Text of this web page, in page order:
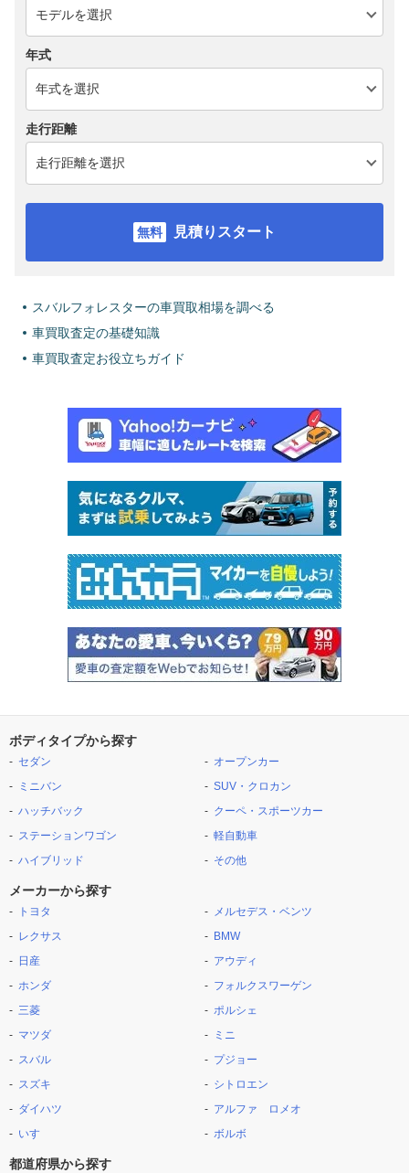
年式
走行距離
見積りスタート
スバルフォレスターの車買取相場を調べる
車買取査定の基礎知識
車買取査定お役立ちガイド
ボディタイプから探す
セダン
ミニバン
ハッチバック
ステーションワゴン
ハイブリッド
オープンカー
SUV・クロカン
クーペ・スポーツカー
軽自動車
その他
メーカーから探す
トヨタ
レクサス
日産
ホンダ
三菱
マツダ
スバル
スズキ
ダイハツ
いすゞ
メルセデス・ベンツ
BMW
アウディ
フォルクスワーゲン
ポルシェ
ミニ
プジョー
シトロエン
アルファ ロメオ
ボルボ
都道府県から探す